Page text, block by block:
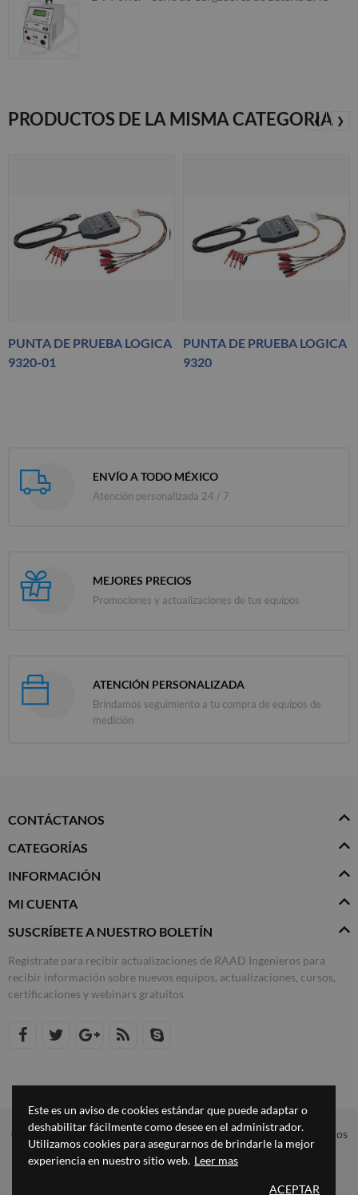
PRODUCTOS DE LA MISMA CATEGORIA
PUNTA DE PRUEBA LOGICA
9320-01
PUNTA DE PRUEBA LOGICA
9320
❮ ❯
ENVÍO A TODO MÉXICO
Atención personalizada 24 / 7
MEJORES PRECIOS
Promociones y actualizaciones de tus equipos
ATENCIÓN PERSONALIZADA
Brindamos seguimiento a tu compra de equipos de
medición
CONTÁCTANOS
CATEGORÍAS
INFORMACIÓN
MI CUENTA
SUSCRÍBETE A NUESTRO BOLETÍN
Regístrate para recibir actualizaciones de RAAD Ingenieros para
recibir información sobre nuevos equipos, actualizaciones, cursos,
certificaciones y webinars gratuitos
© 2024RAAD Ingenieros.Diseñado por Extratega México. Todos los
Derechos Reservados.
Este es un aviso de cookies estándar que puede adaptar o
deshabilitar fácilmente como desee en el administrador.
Utilizamos cookies para asegurarnos de brindarle la mejor
experiencia en nuestro sitio web. Leer mas
ACEPTAR